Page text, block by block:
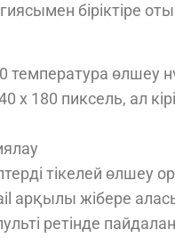
біріктіре
өлшеу
180 пиксель, ал
тікелей өлшеу
арқылы жібере
ретінде